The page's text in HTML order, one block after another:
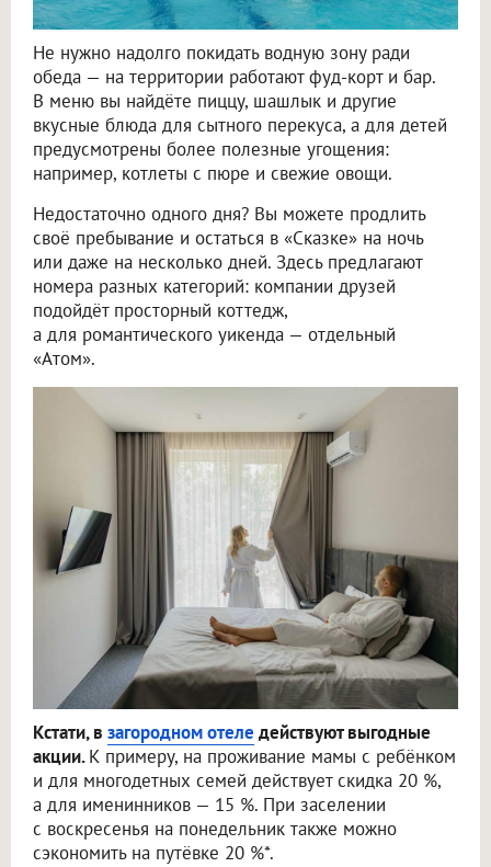
Не нужно надолго покидать водную зону ради
обеда — на территории работают фуд-корт и бар.
В меню вы найдёте пиццу, шашлык и другие
вкусные блюда для сытного перекуса, а для детей
предусмотрены более полезные угощения:
например, котлеты с пюре и свежие овощи.
Недостаточно одного дня? Вы можете продлить
своё пребывание и остаться в «Сказке» на ночь
или даже на несколько дней. Здесь предлагают
номера разных категорий: компании друзей
подойдёт просторный коттедж,
а для романтического уикенда — отдельный
«Атом».
Кстати, в загородном отеле действуют выгодные
акции.К примеру, на проживание мамы с ребёнком
и для многодетных семей действует скидка 20 %,
а для именинников — 15 %. При заселении
с воскресенья на понедельник также можно
сэкономить на путёвке 20 %*.